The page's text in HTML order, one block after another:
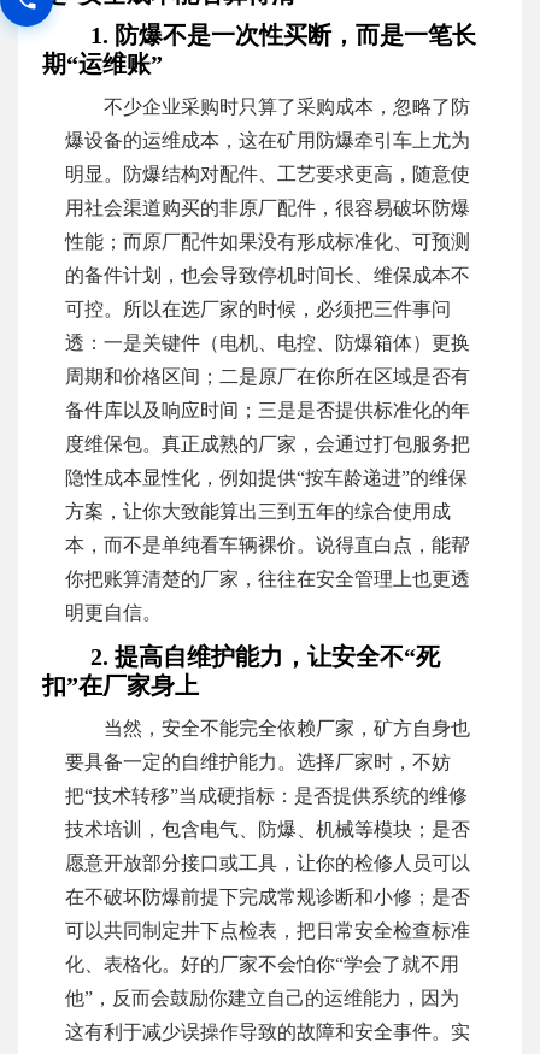
1. 防爆不是一次性买断，而是一笔长
期“运维账”
不少企业采购时只算了采购成本，忽略了防
爆设备的运维成本，这在矿用防爆牵引车上尤为
明显。防爆结构对配件、工艺要求更高，随意使
用社会渠道购买的非原厂配件，很容易破坏防爆
性能；而原厂配件如果没有形成标准化、可预测
的备件计划，也会导致停机时间长、维保成本不
可控。所以在选厂家的时候，必须把三件事问
透：一是关键件（电机、电控、防爆箱体）更换
周期和价格区间；二是原厂在你所在区域是否有
备件库以及响应时间；三是是否提供标准化的年
度维保包。真正成熟的厂家，会通过打包服务把
隐性成本显性化，例如提供“按车龄递进”的维保
方案，让你大致能算出三到五年的综合使用成
本，而不是单纯看车辆裸价。说得直白点，能帮
你把账算清楚的厂家，往往在安全管理上也更透
明更自信。
2. 提高自维护能力，让安全不“死
扣”在厂家身上
当然，安全不能完全依赖厂家，矿方自身也
要具备一定的自维护能力。选择厂家时，不妨
把“技术转移”当成硬指标：是否提供系统的维修
技术培训，包含电气、防爆、机械等模块；是否
愿意开放部分接口或工具，让你的检修人员可以
在不破坏防爆前提下完成常规诊断和小修；是否
可以共同制定井下点检表，把日常安全检查标准
化、表格化。好的厂家不会怕你“学会了就不用
他”，反而会鼓励你建立自己的运维能力，因为
这有利于减少误操作导致的故障和安全事件。实